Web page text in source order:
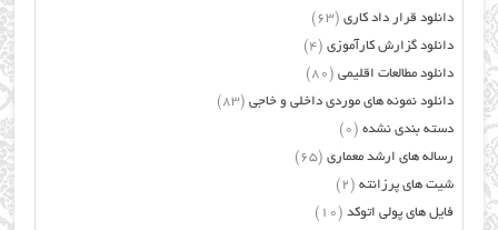
دانلود قرار داد کاری (63)
دانلود گزارش کارآموزی (4)
دانلود مطالعات اقلیمی (80)
دانلود نمونه های موردی داخلی و خاجی (83)
دسته بندی نشده (0)
رساله های ارشد معماری (65)
شیت های پرزانته (2)
فایل های پولی اتوکد (10)